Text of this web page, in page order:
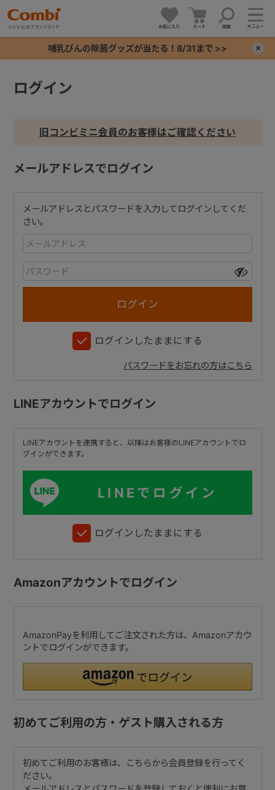
お気に入り カート 検索 メニュー
哺乳びんの除菌グッズが当たる！8/31まで >>
ログイン
旧コンビミニ会員のお客様はご確認ください
メールアドレスでログイン
メールアドレスとパスワードを入力してログインしてくだ
さい。
ログインしたままにする
パスワードをお忘れの方はこちら
LINEアカウントでログイン
LINEアカウントを連携すると、以降はお客様のLINEアカウントでロ
グインができます。
LINEでログイン
ログインしたままにする
Amazonアカウントでログイン
AmazonPayを利用してご注文された方は、Amazonアカウ
ントでログインができます。
初めてご利用の方・ゲスト購入される方
初めてご利用のお客様は、こちらから会員登録を行ってく
ださい。